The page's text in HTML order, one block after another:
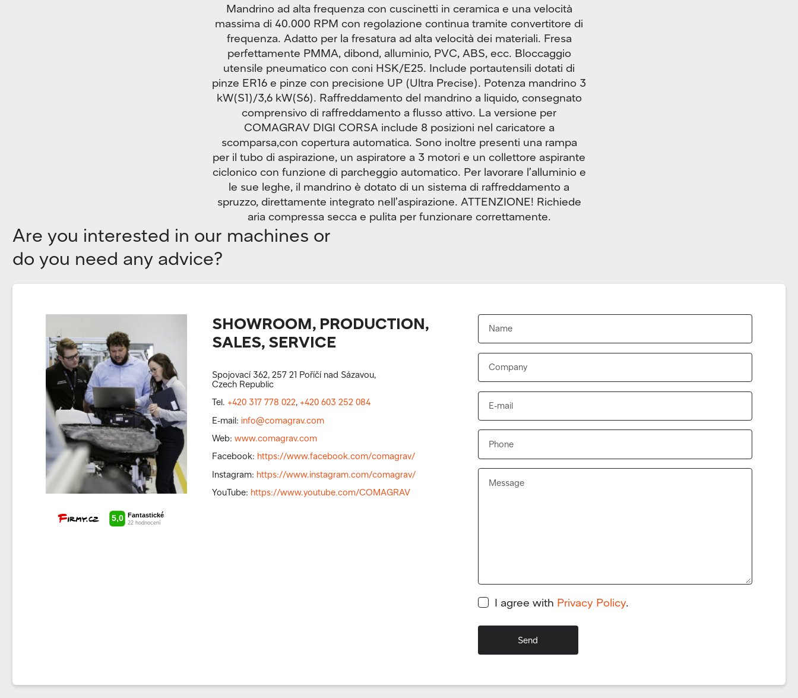
Mandrino ad alta frequenza con cuscinetti in ceramica e una velocità
massima di 40.000 RPM con regolazione continua tramite convertitore di
frequenza. Adatto per la fresatura ad alta velocità dei materiali. Fresa
perfettamente PMMA, dibond, alluminio, PVC, ABS, ecc. Bloccaggio
utensile pneumatico con coni HSK/E25. Include portautensili dotati di
pinze ER16 e pinze con precisione UP (Ultra Precise). Potenza mandrino 3
kW(S1)/3,6 kW(S6). Raffreddamento del mandrino a liquido, consegnato
comprensivo di raffreddamento a flusso attivo. La versione per
COMAGRAV DIGI CORSA include 8 posizioni nel caricatore a
scomparsa,con copertura automatica. Sono inoltre presenti una rampa
per il tubo di aspirazione, un aspiratore a 3 motori e un collettore aspirante
ciclonico con funzione di parcheggio automatico. Per lavorare l’alluminio e
le sue leghe, il mandrino è dotato di un sistema di raffreddamento a
spruzzo, direttamente integrato nell’aspirazione. ATTENZIONE! Richiede
aria compressa secca e pulita per funzionare correttamente.
Are you interested in our machines or
do you need any advice?
SHOWROOM, PRODUCTION,
SALES, SERVICE
Spojovací 362, 257 21 Poříčí nad Sázavou,
Czech Republic
Tel. +420 317 778 022, +420 603 252 084
E-mail: info@comagrav.com
Web: www.comagrav.com
Facebook: https://www.facebook.com/comagrav/
Instagram: https://www.instagram.com/comagrav/
YouTube: https://www.youtube.com/COMAGRAV
I agree with Privacy Policy.